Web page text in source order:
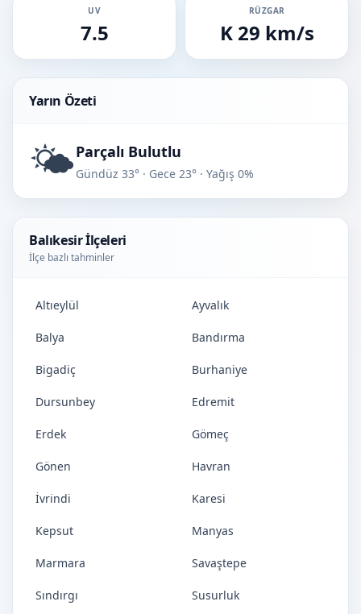
UV
7.5
RÜZGAR
K 29 km/s
Yarın Özeti
🌤️Parçalı Bulutlu
Gündüz 33° · Gece 23° · Yağış 0%
Balıkesir İlçeleri
İlçe bazlı tahminler
Altıeylül Ayvalık
Balya Bandırma
Bigadiç Burhaniye
Dursunbey Edremit
Erdek Gömeç
Gönen Havran
İvrindi Karesi
Kepsut Manyas
Marmara Savaştepe
Sındırgı Susurluk